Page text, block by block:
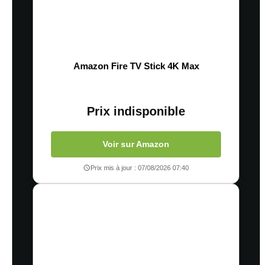
Amazon Fire TV Stick 4K Max
Prix indisponible
Voir sur Amazon
Prix mis à jour : 07/08/2026 07:40